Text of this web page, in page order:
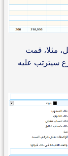
مثلا، قمت
سيترتب عليه